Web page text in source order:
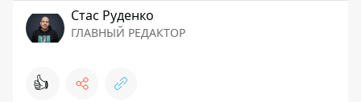
Стаc Руденко
ГЛАВНЫЙ РЕДАКТОР
👍